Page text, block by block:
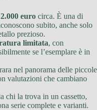
euro circa. È una di
subito, anche solo
prezioso.
limitata, con
se l’esemplare è in
nel panorama delle piccole
valutazioni che cambiano
chi la trova in un cassetto,
serie complete e varianti.